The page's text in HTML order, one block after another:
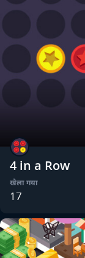
4 in a Row
खेला गया
17